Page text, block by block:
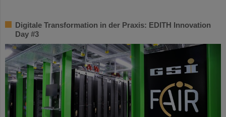
Digitale Transformation in der Praxis: EDITH Innovation
Day #3